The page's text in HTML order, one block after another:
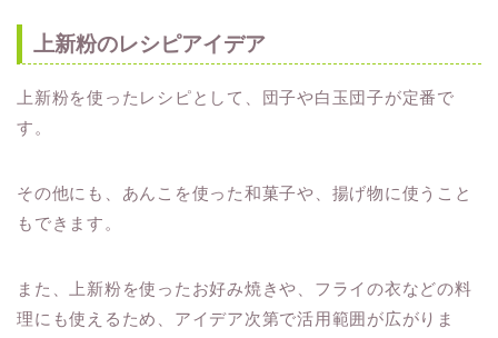
上新粉のレシピアイデア
上新粉を使ったレシピとして、団子や白玉団子が定番で
す。
その他にも、あんこを使った和菓子や、揚げ物に使うこと
もできます。
また、上新粉を使ったお好み焼きや、フライの衣などの料
理にも使えるため、アイデア次第で活用範囲が広がりま